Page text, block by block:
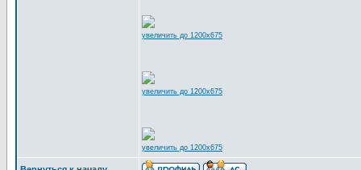
увеличить до 1200x675
увеличить до 1200x675
увеличить до 1200x675